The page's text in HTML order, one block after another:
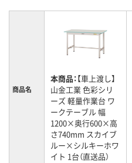
商品名
本商品：【車上渡し】
山金工業 色彩シリ
ーズ 軽量作業台 ワ
ークテーブル 幅
1200×奥行600×高
さ740mm スカイブ
ルー×シルキーホワ
イト 1台（直送品）